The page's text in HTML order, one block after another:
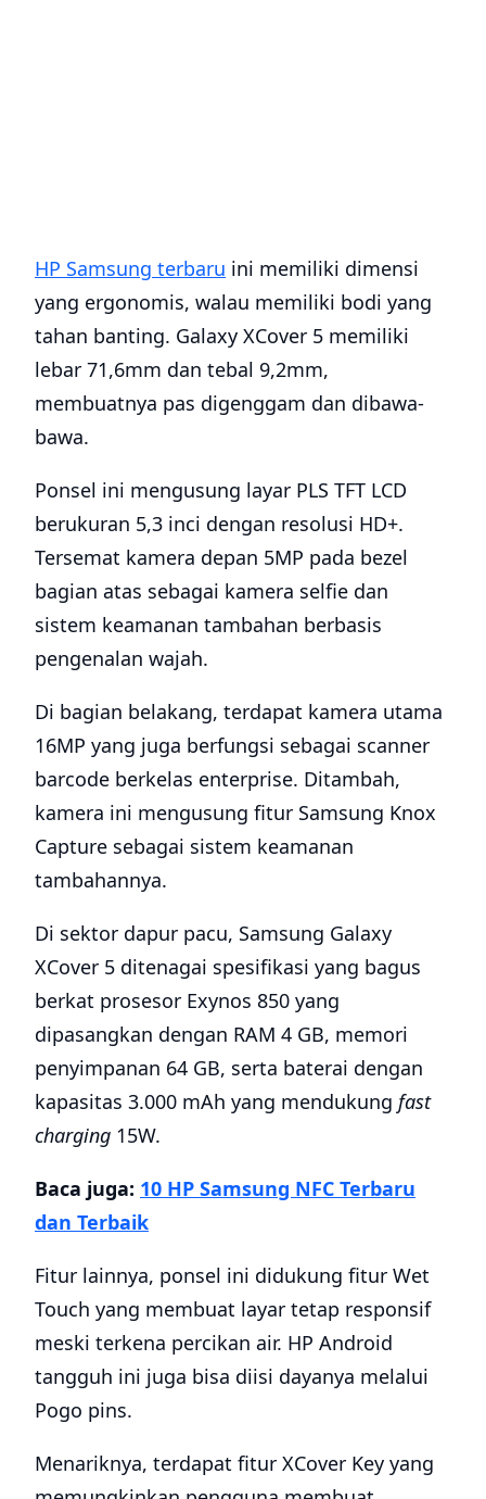
HP Samsung terbaru ini memiliki dimensi
yang ergonomis, walau memiliki bodi yang
tahan banting. Galaxy XCover 5 memiliki
lebar 71,6mm dan tebal 9,2mm,
membuatnya pas digenggam dan dibawa-
bawa.
Ponsel ini mengusung layar PLS TFT LCD
berukuran 5,3 inci dengan resolusi HD+.
Tersemat kamera depan 5MP pada bezel
bagian atas sebagai kamera selfie dan
sistem keamanan tambahan berbasis
pengenalan wajah.
Di bagian belakang, terdapat kamera utama
16MP yang juga berfungsi sebagai scanner
barcode berkelas enterprise. Ditambah,
kamera ini mengusung fitur Samsung Knox
Capture sebagai sistem keamanan
tambahannya.
Di sektor dapur pacu, Samsung Galaxy
XCover 5 ditenagai spesifikasi yang bagus
berkat prosesor Exynos 850 yang
dipasangkan dengan RAM 4 GB, memori
penyimpanan 64 GB, serta baterai dengan
kapasitas 3.000 mAh yang mendukung fast
charging 15W.
Baca juga: 10 HP Samsung NFC Terbaru
dan Terbaik
Fitur lainnya, ponsel ini didukung fitur Wet
Touch yang membuat layar tetap responsif
meski terkena percikan air. HP Android
tangguh ini juga bisa diisi dayanya melalui
Pogo pins.
Menariknya, terdapat fitur XCover Key yang